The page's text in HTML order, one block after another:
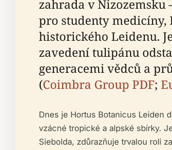
zahrada v Nizozemsku
pro studenty medicíny,
historického Leidenu.
zavedení tulipánu
generacemi vědců a
(Coimbra Group PDF;
Dnes je Hortus Botanicus Leiden
vzácné tropické a alpské sbírky.
Siebolda, zdůrazňuje trvalou roli